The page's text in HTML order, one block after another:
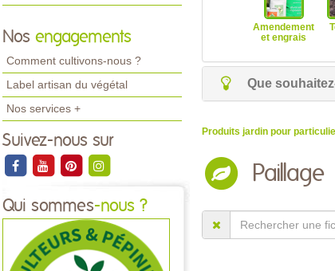
Nos engagements
Comment cultivons-nous ?
Label artisan du végétal
Nos services +
Suivez-nous sur
Qui sommes-nous ?
Amendement
et engrais
Que
Produits jardin pour
Paillage